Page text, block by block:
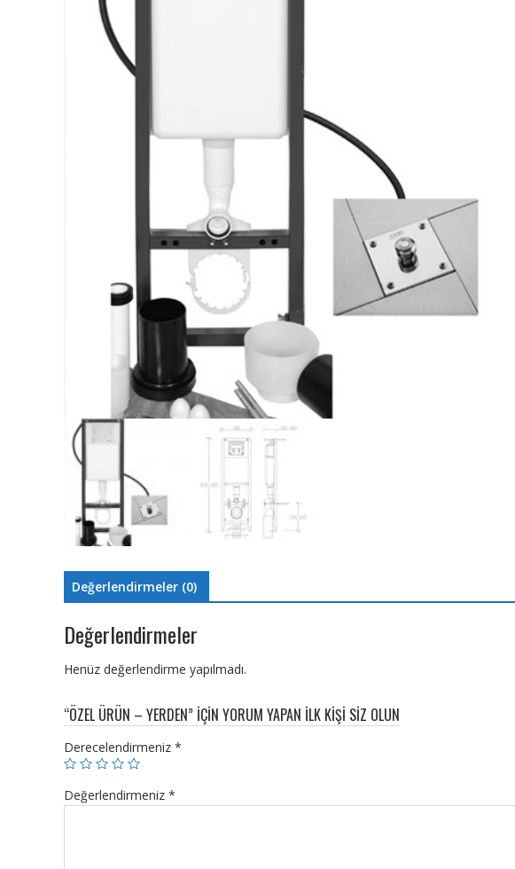
Değerlendirmeler (0)
Değerlendirmeler
Henüz değerlendirme yapılmadı.
“ÖZEL ÜRÜN – YERDEN” IÇIN YORUM YAPAN ILK KIŞI SIZ OLUN
Derecelendirmeniz *
Değerlendirmeniz *